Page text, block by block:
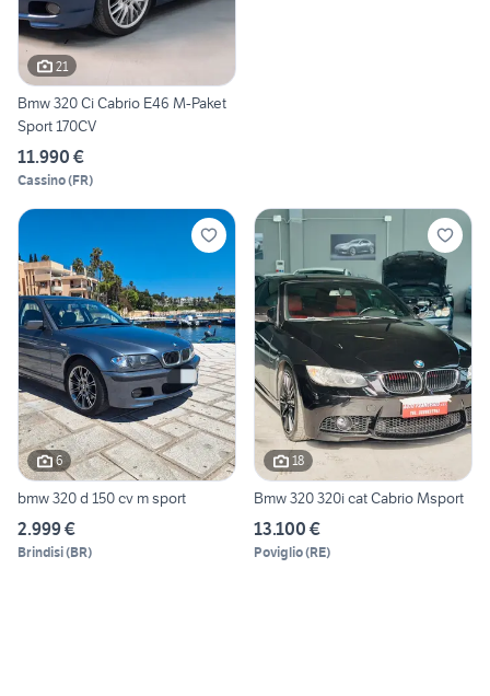
21
Bmw 320 Ci Cabrio E46 M-Paket
Sport 170CV
11.990 €
Cassino(FR)
6
bmw 320 d 150 cv m sport
2.999 €
Brindisi(BR)
18
Bmw 320 320i cat Cabrio Msport
13.100 €
Poviglio(RE)